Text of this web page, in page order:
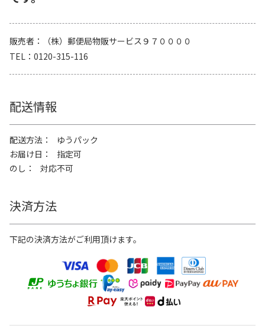
販売者
（株）郵便局物販サービス９７００００
TEL
0120-315-116
配送情報
配送方法
ゆうパック
お届け日
指定可
のし
対応不可
決済方法
下記の決済方法がご利用頂けます。